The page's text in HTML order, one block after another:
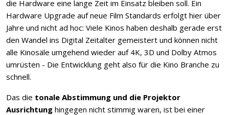
die Hardware eine lange Zeit im Einsatz bleiben soll. Ein
Hardware Upgrade auf neue Film Standards erfolgt hier über
Jahre und nicht ad hoc: Viele Kinos haben deshalb gerade erst
den Wandel ins Digital Zeitalter gemeistert und können nicht
alle Kinosäle umgehend wieder auf 4K, 3D und Dolby Atmos
umrüsten - Die Entwicklung geht also für die Kino Branche zu
schnell.
Das die tonale Abstimmung und die Projektor
Ausrichtung hingegen nicht stimmig waren, ist bei einer